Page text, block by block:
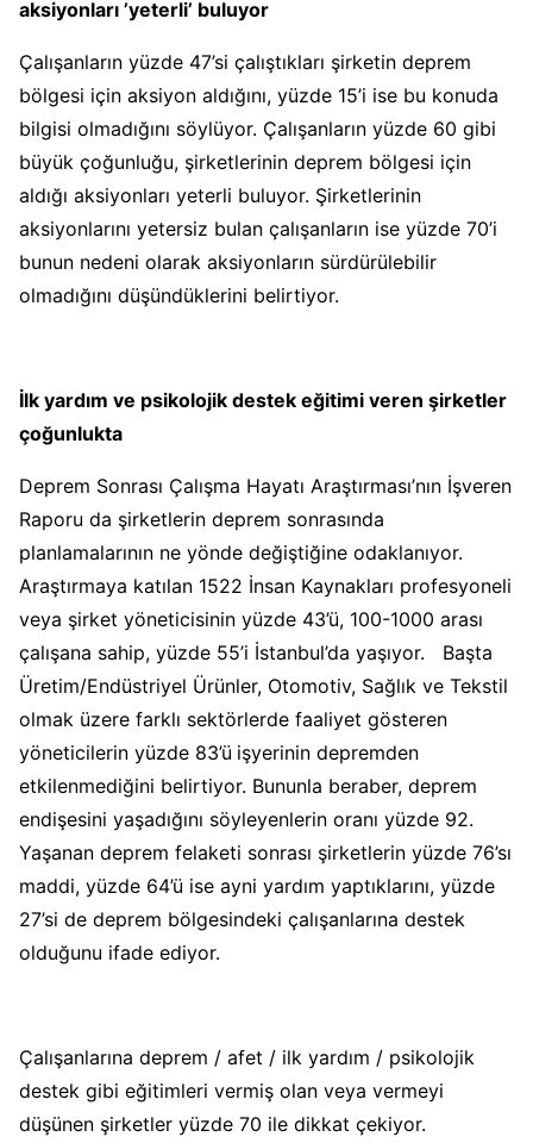
aksiyonları ’yeterli’ buluyor
Çalışanların yüzde 47’si çalıştıkları şirketin deprem
bölgesi için aksiyon aldığını, yüzde 15’i ise bu konuda
bilgisi olmadığını söylüyor. Çalışanların yüzde 60 gibi
büyük çoğunluğu, şirketlerinin deprem bölgesi için
aldığı aksiyonları yeterli buluyor. Şirketlerinin
aksiyonlarını yetersiz bulan çalışanların ise yüzde 70’i
bunun nedeni olarak aksiyonların sürdürülebilir
olmadığını düşündüklerini belirtiyor.
İlk yardım ve psikolojik destek eğitimi veren şirketler
çoğunlukta
Deprem Sonrası Çalışma Hayatı Araştırması’nın İşveren
Raporu da şirketlerin deprem sonrasında
planlamalarının ne yönde değiştiğine odaklanıyor.
Araştırmaya katılan 1522 İnsan Kaynakları profesyoneli
veya şirket yöneticisinin yüzde 43’ü, 100-1000 arası
çalışana sahip, yüzde 55’i İstanbul’da yaşıyor. Başta
Üretim/Endüstriyel Ürünler, Otomotiv, Sağlık ve Tekstil
olmak üzere farklı sektörlerde faaliyet gösteren
yöneticilerin yüzde 83’ü işyerinin depremden
etkilenmediğini belirtiyor. Bununla beraber, deprem
endişesini yaşadığını söyleyenlerin oranı yüzde 92.
Yaşanan deprem felaketi sonrası şirketlerin yüzde 76’sı
maddi, yüzde 64’ü ise ayni yardım yaptıklarını, yüzde
27’si de deprem bölgesindeki çalışanlarına destek
olduğunu ifade ediyor.
Çalışanlarına deprem / afet / ilk yardım / psikolojik
destek gibi eğitimleri vermiş olan veya vermeyi
düşünen şirketler yüzde 70 ile dikkat çekiyor.